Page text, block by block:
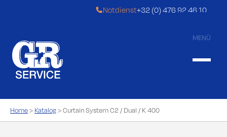
Notdienst+32 (0) 476 92 46 10
…for a better comfort!
MENÜ
Home> Katalog>Curtain System C2 / Dual / K 400